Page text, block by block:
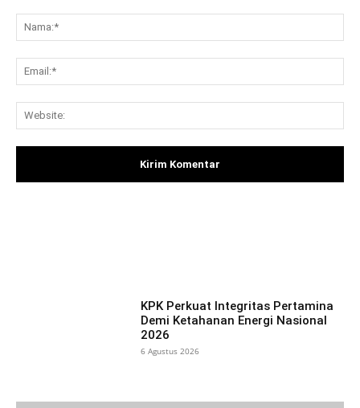
KPK Perkuat Integritas Pertamina
Demi Ketahanan Energi Nasional
2026
6 Agustus 2026